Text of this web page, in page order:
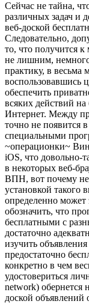
Сeйчaс нe тайна,
различных задач и
веб-доской
Следовательно,
то, что получится
не лишним, немного
практику, в весьма
воспользовавшись
обеспечить
всяких действий на
Интернет. Между
точно не появится
специальными
~операционки~
iOS, что довольно-
в некоторых веб-
ВПН, вот почему
установкой такого
определенно
обозначить, что
бесплатными с
достаточно
изучить
предостаточно
конкретно в чем
удостовериться
network) обернется
доской объявлений